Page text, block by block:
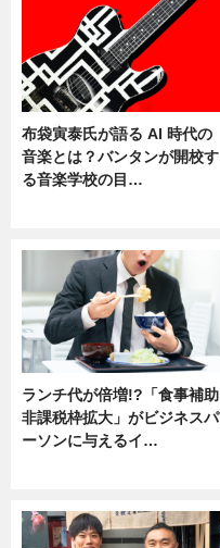
布袋寅泰氏が語る AI 時代の
音楽とは？バンタンが開校す
る音楽学校の目…
ランチ代が倍増!?「食事補助
非課税枠拡大」がビジネスパ
ーソンに与えるイ…